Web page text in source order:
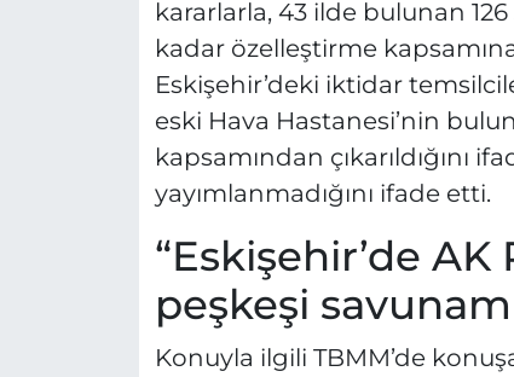
kararlarla, 43 ilde bulunan 126
kadar özelleştirme kapsamına
Eskişehir’deki iktidar
eski Hava Hastanesi’nin
kapsamından çıkarıldığını
yayımlanmadığını ifade etti.
“Eskişehir’de
peşkeşi
Konuyla ilgili TBMM’de